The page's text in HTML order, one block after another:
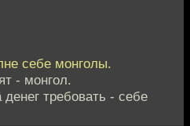
себе монголы.
- монгол.
денег требовать - себе